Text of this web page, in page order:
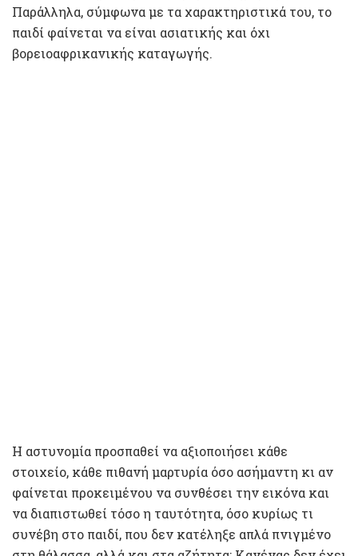
Παράλληλα, σύμφωνα με τα χαρακτηριστικά του, το
παιδί φαίνεται να είναι ασιατικής και όχι
βορειοαφρικανικής καταγωγής.
Η αστυνομία προσπαθεί να αξιοποιήσει κάθε
στοιχείο, κάθε πιθανή μαρτυρία όσο ασήμαντη κι αν
φαίνεται προκειμένου να συνθέσει την εικόνα και
να διαπιστωθεί τόσο η ταυτότητα, όσο κυρίως τι
συνέβη στο παιδί, που δεν κατέληξε απλά πνιγμένο